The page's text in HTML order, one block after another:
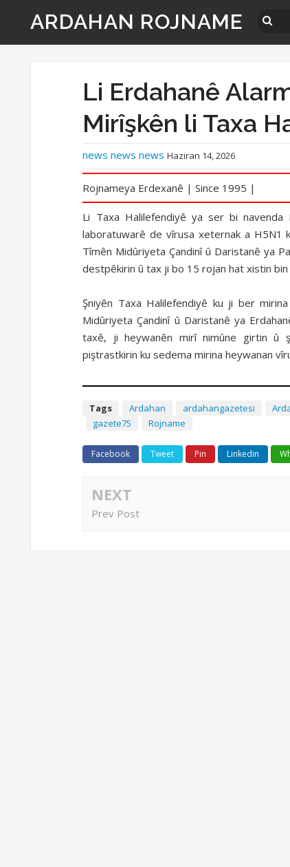
ARDAHAN ROJNAME
Li Erdahanê
Mirîşkên li Taxa
news news newsHaziran 14, 2026
Rojnameya Erdexanê | Since 1995 |
Li Taxa Halilefendiyê ya ser bi navenda
laboratuwarê de vîrusa xeternak a H5N1
Tîmên Midûriyeta Çandinî û Daristanê ya
destpêkirin û tax ji bo 15 rojan hat xistin bin
Şniyên Taxa Halilefendiyê ku ji ber
Midûriyeta Çandinî û Daristanê ya
taxê, ji heywanên mirî nimûne girtin û
piştrastkirin ku sedema mirina heywanan
Tags Ardahan ardahangazetesi
gazete75
Rojname
Facebook Tweet Pin Linkedin
NEXT
Prev Post